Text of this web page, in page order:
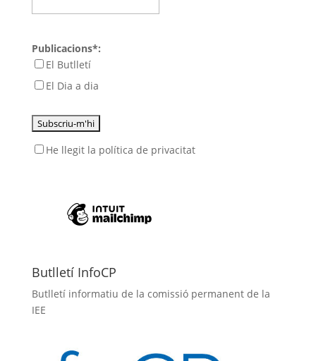
Publicacions*:
El Butlletí
El Dia a dia
He llegit la política de privacitat
Butlletí InfoCP
Butlletí informatiu de la comissió permanent de la
IEE